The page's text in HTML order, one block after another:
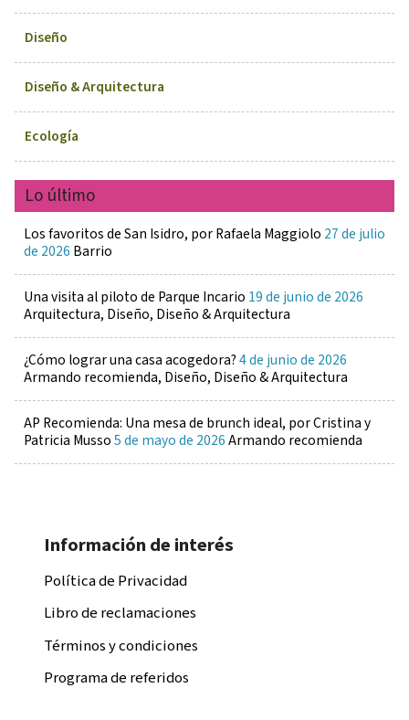
Diseño
Diseño & Arquitectura
Ecología
Lo último
Los favoritos de San Isidro, por Rafaela Maggiolo 27 de julio
de 2026 Barrio
Una visita al piloto de Parque Incario 19 de junio de 2026
Arquitectura, Diseño, Diseño & Arquitectura
¿Cómo lograr una casa acogedora?4 de junio de 2026
Armando recomienda, Diseño, Diseño & Arquitectura
AP Recomienda: Una mesa de brunch ideal, por Cristina y
Patricia Musso5 de mayo de 2026Armando recomienda
Información de interés
Política de Privacidad
Libro de reclamaciones
Términos y condiciones
Programa de referidos